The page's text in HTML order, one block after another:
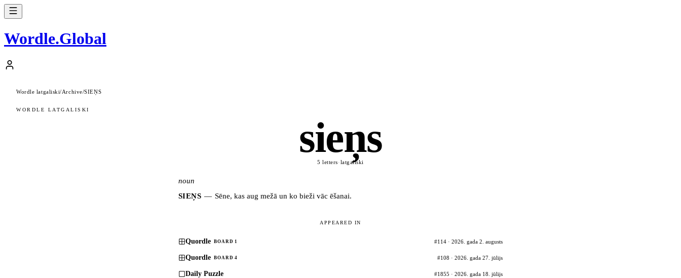
Wordle.Global
Wordle latgaliski/Archive/SIEŅS
WORDLE LATGALISKI
sieņs
5 letters·latgaliski
noun
SIEŅS — Sēne, kas aug mežā un ko bieži vāc ēšanai.
APPEARED IN
Quordle BOARD 1 #114 · 2026. gada 2. augusts
Quordle BOARD 4 #108 · 2026. gada 27. jūlijs
Daily Puzzle #1855 · 2026. gada 18. jūlijs